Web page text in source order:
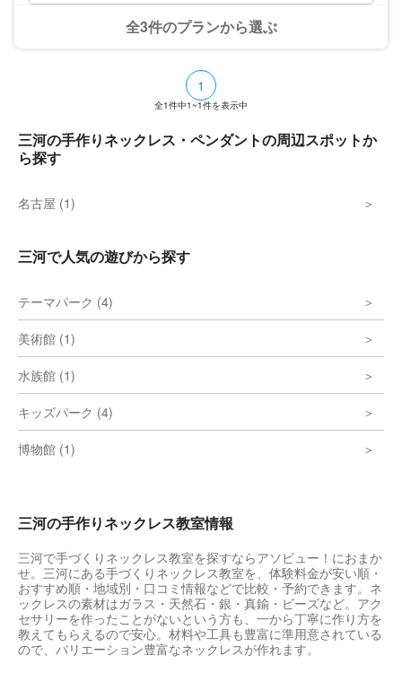
全3件のプランから選ぶ
1
全1件中1~1件を表示中
三河の手作りネックレス・ペンダントの周辺スポットか
ら探す
名古屋 (1)
三河で人気の遊びから探す
テーマパーク (4)
美術館 (1)
水族館 (1)
キッズパーク (4)
博物館 (1)
三河の手作りネックレス教室情報
三河で手づくりネックレス教室を探すならアソビュー！におまか
せ。三河にある手づくりネックレス教室を、体験料金が安い順・
おすすめ順・地域別・口コミ情報などで比較・予約できます。ネ
ックレスの素材はガラス・天然石・銀・真鍮・ビーズなど。アク
セサリーを作ったことがないという方も、一から丁寧に作り方を
教えてもらえるので安心。材料や工具も豊富に準用意されている
ので、バリエーション豊富なネックレスが作れます。